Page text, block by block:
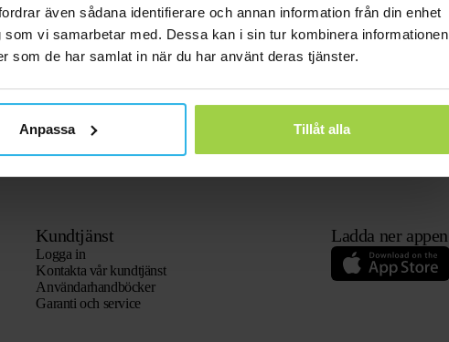
även sådana identifierare och annan information från din enhet
vi samarbetar med. Dessa kan i sin tur kombinera informationen
som de har samlat in när du har använt deras tjänster.
Anpassa Tillåt alla
Kundtjänst
Logga in
Kontakta vår kundtjänst
Användarhandböcker
Garanti och service
Ladda ner appen